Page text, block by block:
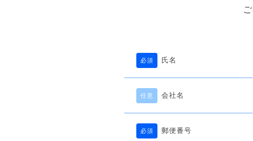
必須 氏名
任意 会社名
必須 郵便番号